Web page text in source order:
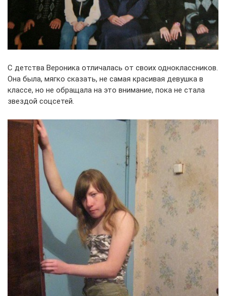
С детства Вероника отличалась от своих одноклассников.
Она была, мягко сказать, не самая красивая девушка в
классе, но не обращала на это внимание, пока не стала
звездой соцсетей.